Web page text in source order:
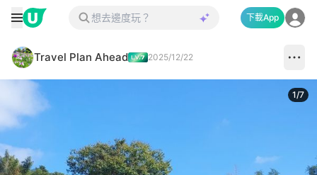
下載App
Travel Plan Ahead 2025/12/22
1/7